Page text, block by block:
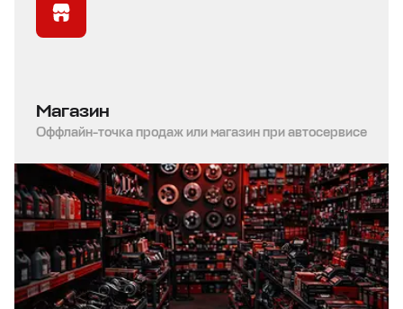
Магазин
Оффлайн-точка продаж или магазин при автосервисе